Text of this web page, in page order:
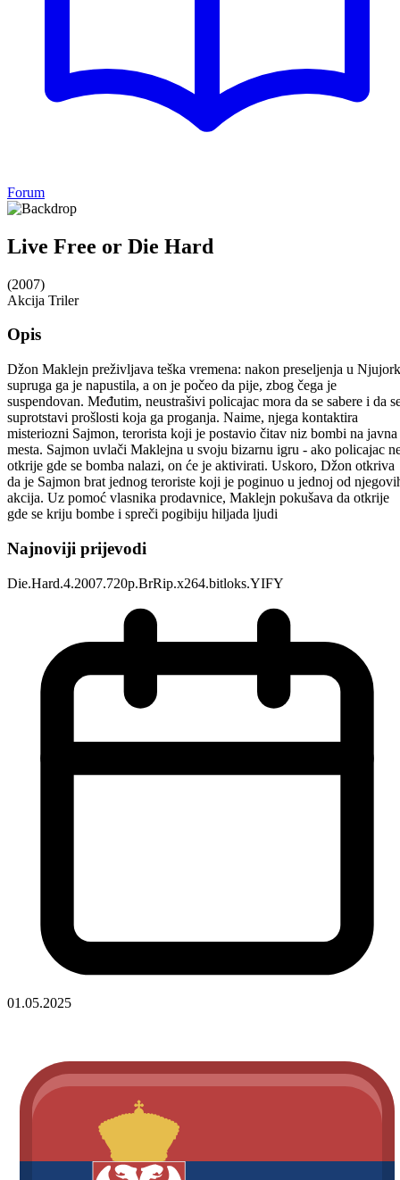
Forum
Live Free or Die Hard
(2007)
Akcija Triler
Opis
Džon Maklejn preživljava teška vremena: nakon preseljenja u
supruga ga je napustila, a on je počeo da pije, zbog čega je
suspendovan. Međutim, neustrašivi policajac mora da se sabere i da
suprotstavi prošlosti koja ga proganja. Naime, njega kontaktira
misteriozni Sajmon, terorista koji je postavio čitav niz bombi na javna
mesta. Sajmon uvlači Maklejna u svoju bizarnu igru - ako policajac
otkrije gde se bomba nalazi, on će je aktivirati. Uskoro, Džon otkriva
da je Sajmon brat jednog teroriste koji je poginuo u jednoj od
akcija. Uz pomoć vlasnika prodavnice, Maklejn pokušava da otkrije
gde se kriju bombe i spreči pogibiju hiljada ljudi
Najnoviji prijevodi
Die.Hard.4.2007.720p.BrRip.x264.bitloks.YIFY
01.05.2025